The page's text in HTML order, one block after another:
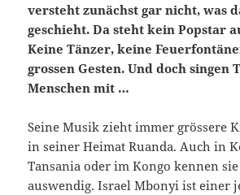
versteht zunächst gar nicht, was
geschieht. Da steht kein Popstar
Keine Tänzer, keine
grossen Gesten. Und doch singen
Menschen mit …
Seine Musik zieht immer grössere
in seiner Heimat Ruanda. Auch in
Tansania oder im Kongo kennen
auswendig. Israel Mbonyi ist einer